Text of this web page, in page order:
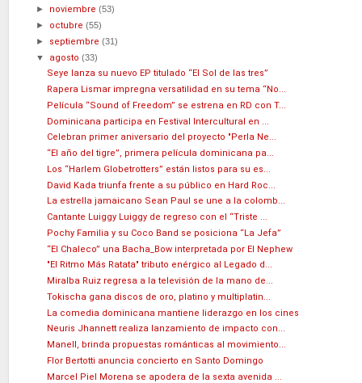
► noviembre(53)
► octubre(55)
► septiembre(31)
▼ agosto(33)
Seye lanza su nuevo EP titulado “El Sol de las tres”
Rapera Lismar impregna versatilidad en su tema “No...
Película “Sound of Freedom” se estrena en RD con T...
Dominicana participa en Festival Intercultural en ...
Celebran primer aniversario del proyecto "Perla Ne...
“El año del tigre”, primera película dominicana pa...
Los “Harlem Globetrotters” están listos para su es...
David Kada triunfa frente a su público en Hard Roc...
La estrella jamaicano Sean Paul se une a la colomb...
Cantante Luiggy Luiggy de regreso con el “Triste ...
Pochy Familia y su Coco Band se posiciona “La Jefa”
“El Chaleco” una Bacha_Bow interpretada por El Nephew
"El Ritmo Más Ratata" tributo enérgico al Legado d...
Miralba Ruiz regresa a la televisión de la mano de...
Tokischa gana discos de oro, platino y multiplatin...
La comedia dominicana mantiene liderazgo en los cines
Neuris Jhannett realiza lanzamiento de impacto con...
Manell, brinda propuestas románticas al movimiento...
Flor Bertotti anuncia concierto en Santo Domingo
Marcel Piel Morena se apodera de la sexta avenida ...